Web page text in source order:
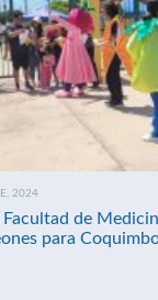
2024
Facultad de
para